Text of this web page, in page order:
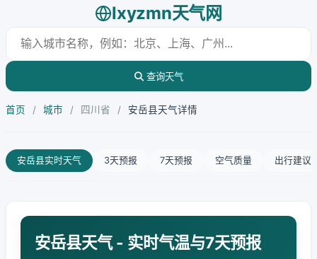
lxyzmn天气网
查询天气
首页 / 城市 / 四川省 / 安岳县天气详情
安岳县实时天气 3天预报 7天预报 空气质量 出行建议
安岳县天气 - 实时气温与7天预报